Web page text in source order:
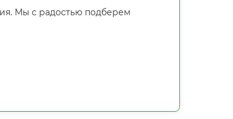
Мы с радостью подберем